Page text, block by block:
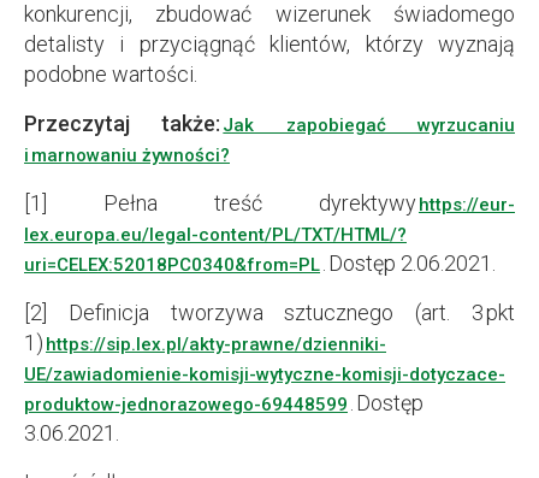
konkurencji, zbudować wizerunek świadomego
detalisty i przyciągnąć klientów, którzy wyznają
podobne wartości.
Przeczytaj także: Jak zapobiegać wyrzucaniu
i marnowaniu żywności?
[1] Pełna treść dyrektywyhttps://eur-
lex.europa.eu/legal-content/PL/TXT/HTML/?
uri=CELEX:52018PC0340&from=PL . Dostęp 2.06.2021.
[2] Definicja tworzywa sztucznego (art. 3 pkt
1) https://sip.lex.pl/akty-prawne/dzienniki-
UE/zawiadomienie-komisji-wytyczne-komisji-dotyczace-
produktow-jednorazowego-69448599 . Dostęp
3.06.2021.